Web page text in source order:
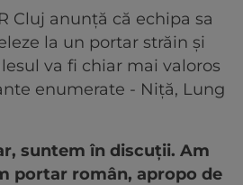
Cluj anunță că echipa sa
la un portar străin și
va fi chiar mai valoros
enumerate - Niță, Lung
suntem în discuții. Am
portar român, apropo de